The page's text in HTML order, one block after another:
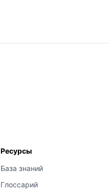
Ресурсы
База знаний
Глоссарий